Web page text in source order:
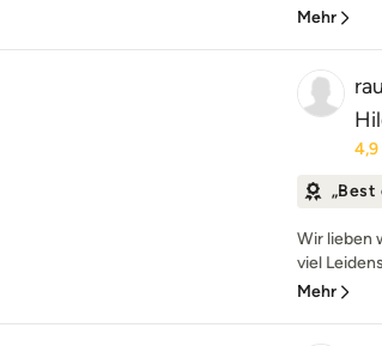
Mehr
4,9
„Best
Wir lieben
viel
Mehr